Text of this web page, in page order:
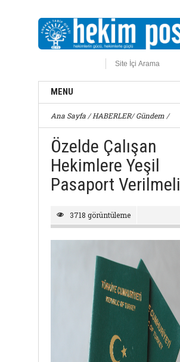
MENU
Ana Sayfa /HABERLER/Gündem /
Özelde Çalışan
Hekimlere Yeşil
Pasaport Verilmeli
3718 görüntüleme